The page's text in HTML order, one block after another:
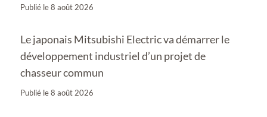
Publié le8 août 2026
Le japonais Mitsubishi Electric va démarrer le
développement industriel d’un projet de
chasseur commun
Publié le8 août 2026